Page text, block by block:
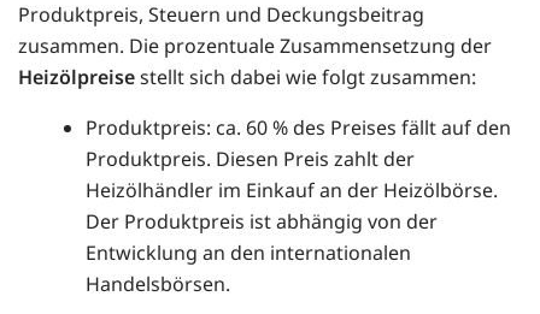
Produktpreis, Steuern und Deckungsbeitrag
zusammen. Die prozentuale Zusammensetzung der
Heizölpreisestellt sich dabei wie folgt zusammen:
Produktpreis: ca. 60 % des Preises fällt auf den
Produktpreis. Diesen Preis zahlt der
Heizölhändler im Einkauf an der Heizölbörse.
Der Produktpreis ist abhängig von der
Entwicklung an den internationalen
Handelsbörsen.